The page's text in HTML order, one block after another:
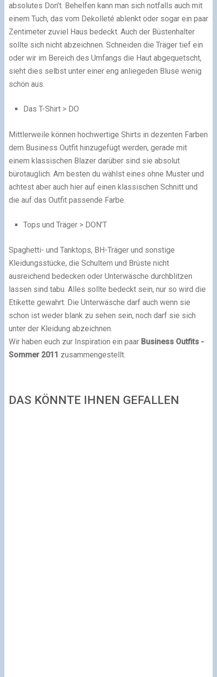
absolutes Don’t. Behelfen kann man sich notfalls auch mit
einem Tuch, das vom Dekolleté ablenkt oder sogar ein paar
Zentimeter zuviel Haus bedeckt. Auch der Büstenhalter
sollte sich nicht abzeichnen. Schneiden die Träger tief ein
oder wir im Bereich des Umfangs die Haut abgequetscht,
sieht dies selbst unter einer eng anliegeden Bluse wenig
schön aus.
Das T-Shirt > DO
Mittlerweile können hochwertige Shirts in dezenten Farben
dem Business Outfit hinzugefügt werden, gerade mit
einem klassischen Blazer darüber sind sie absolut
bürotauglich. Am besten du wählst eines ohne Muster und
achtest aber auch hier auf einen klassischen Schnitt und
die auf das Outfit passende Farbe.
Tops und Träger > DON’T
Spaghetti- und Tanktops, BH-Träger und sonstige
Kleidungsstücke, die Schultern und Brüste nicht
ausreichend bedecken oder Unterwäsche durchblitzen
lassen sind tabu. Alles sollte bedeckt sein, nur so wird die
Etikette gewahrt. Die Unterwäsche darf auch wenn sie
schon ist weder blank zu sehen sein, noch darf sie sich
unter der Kleidung abzeichnen.
Wir haben euch zur Inspiration ein paar Business Outfits -
Sommer 2011 zusammengestellt.
DAS KÖNNTE IHNEN GEFALLEN